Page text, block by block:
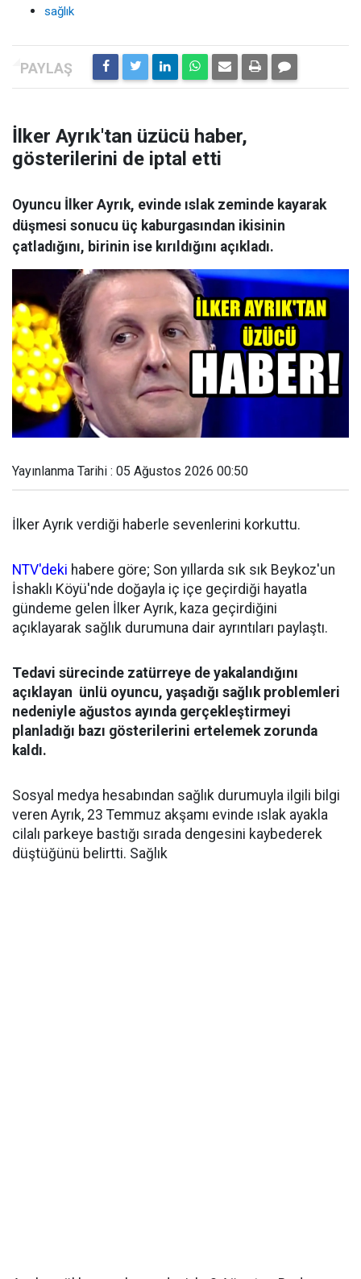
sağlık
İlker Ayrık'tan üzücü haber,
gösterilerini de iptal etti
Oyuncu İlker Ayrık, evinde ıslak zeminde kayarak
düşmesi sonucu üç kaburgasından ikisinin
çatladığını, birinin ise kırıldığını açıkladı.
Yayınlanma Tarihi : 05 Ağustos 2026 00:50
İlker Ayrık verdiği haberle sevenlerini korkuttu.
NTV'deki habere göre; Son yıllarda sık sık Beykoz'un
İshaklı Köyü'nde doğayla iç içe geçirdiği hayatla
gündeme gelen İlker Ayrık, kaza geçirdiğini
açıklayarak sağlık durumuna dair ayrıntıları paylaştı.
Tedavi sürecinde zatürreye de yakalandığını
açıklayan ünlü oyuncu, yaşadığı sağlık problemleri
nedeniyle ağustos ayında gerçekleştirmeyi
planladığı bazı gösterilerini ertelemek zorunda
kaldı.
Sosyal medya hesabından sağlık durumuyla ilgili bilgi
veren Ayrık, 23 Temmuz akşamı evinde ıslak ayakla
cilalı parkeye bastığı sırada dengesini kaybederek
düştüğünü belirtti. Sağlık